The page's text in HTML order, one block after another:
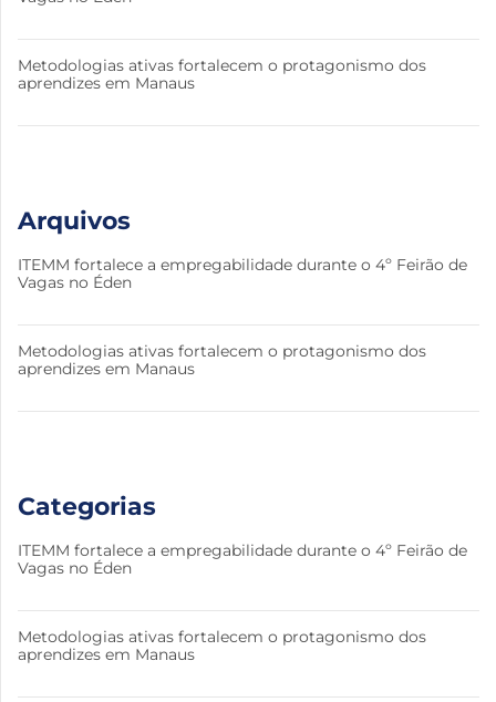
Metodologias ativas fortalecem o protagonismo dos
aprendizes em Manaus
Arquivos
ITEMM fortalece a empregabilidade durante o 4º Feirão de
Vagas no Éden
Metodologias ativas fortalecem o protagonismo dos
aprendizes em Manaus
Categorias
ITEMM fortalece a empregabilidade durante o 4º Feirão de
Vagas no Éden
Metodologias ativas fortalecem o protagonismo dos
aprendizes em Manaus